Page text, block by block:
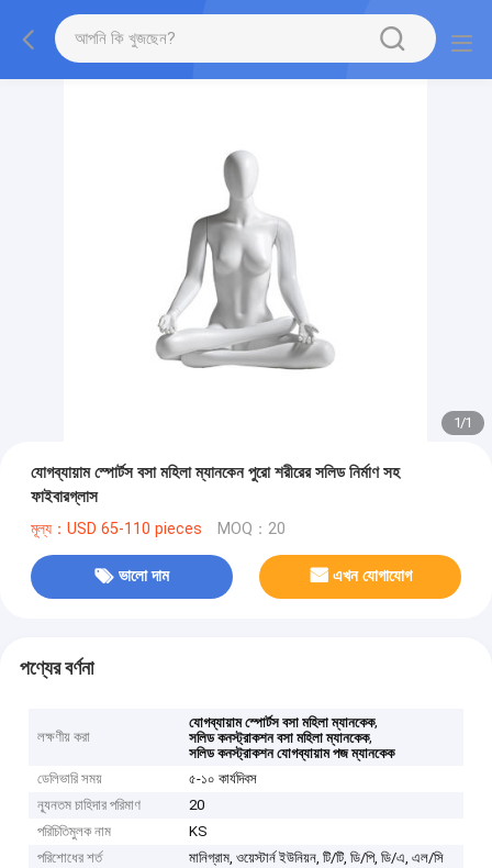
1/1
যোগব্যায়াম স্পোর্টস বসা মহিলা ম্যানকেন পুরো শরীরের সলিড নির্মাণ সহ
ফাইবারগ্লাস
মূল্য：USD 65-110 pieces MOQ：20
ভালো দাম এখন যোগাযোগ
পণ্যের বর্ণনা
লক্ষণীয় করা
যোগব্যায়াম স্পোর্টস বসা মহিলা ম্যানকেক,
সলিড কনস্ট্রাকশন বসা মহিলা ম্যানকেক,
সলিড কনস্ট্রাকশন যোগব্যায়াম পজ ম্যানকেক
ডেলিভারি সময়
৫-১০ কার্যদিবস
ন্যূনতম চাহিদার পরিমাণ
20
পরিচিতিমুলক নাম
KS
পরিশোধের শর্ত
মানিগ্রাম, ওয়েস্টার্ন ইউনিয়ন, টি/টি, ডি/পি, ডি/এ, এল/সি